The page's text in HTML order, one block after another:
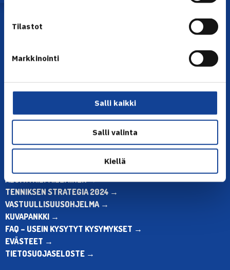
Tilastot
Markkinointi
Salli kaikki
Salli valinta
Kiellä
Olympiastadion, Paavo Nurmen tie 1, 00250 Helsinki
Toimiston puhelinajat:
Muina aikoina olkaa yhteydessä
KAIKKI YHTEYSTIEDOT →
ALOITA KILPAILEMINEN →
TENNIKSEN STRATEGIA 2024 →
VASTUULLISUUSOHJELMA →
KUVAPANKKI →
FAQ – USEIN KYSYTYT KYSYMYKSET →
EVÄSTEET →
TIETOSUOJASELOSTE →